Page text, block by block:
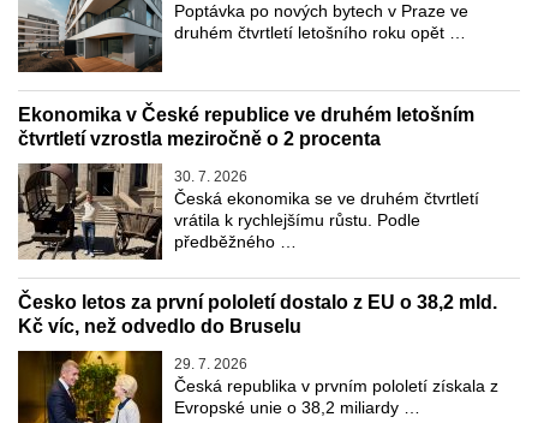
Poptávka po nových bytech v Praze ve
druhém čtvrtletí letošního roku opět …
Ekonomika v České republice ve druhém letošním
čtvrtletí vzrostla meziročně o 2 procenta
30. 7. 2026
Česká ekonomika se ve druhém čtvrtletí
vrátila k rychlejšímu růstu. Podle
předběžného …
Česko letos za první pololetí dostalo z EU o 38,2 mld.
Kč víc, než odvedlo do Bruselu
29. 7. 2026
Česká republika v prvním pololetí získala z
Evropské unie o 38,2 miliardy …